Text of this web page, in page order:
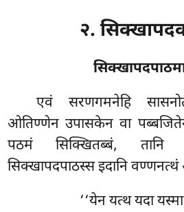
२.
एवंसरणगमनेहि
ओतिण्णेन उपासकेन वा
पठमं सिक्खितब्बं, तानि
सिक्खापदपाठस्स इदानि वण्णनत्थं
‘‘येनयत्थ यदा